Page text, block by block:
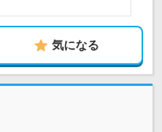
気になる